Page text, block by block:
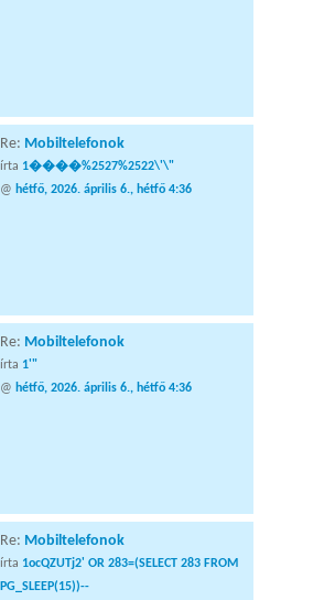
Re: Mobiltelefonok
írta 1����%2527%2522\'\"
@ hétfő, 2026. április 6., hétfő 4:36
Re: Mobiltelefonok
írta 1'"
@ hétfő, 2026. április 6., hétfő 4:36
Re: Mobiltelefonok
írta 1ocQZUTj2' OR 283=(SELECT 283 FROM
PG_SLEEP(15))--